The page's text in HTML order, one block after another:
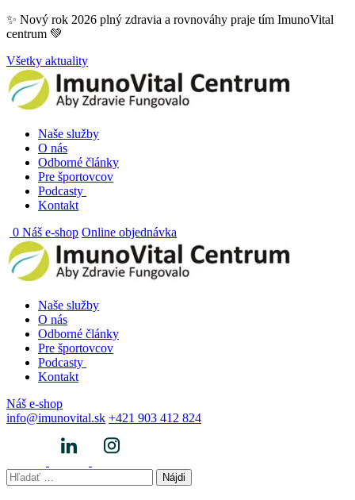
Skip
to
✨ Nový rok 2026 plný zdravia a rovnováhy praje tím ImunoVital
centrum 💚
Všetky aktuality
Naše služby
O nás
Odborné články
Pre športovcov
Podcasty
Kontakt
0 Náš e-shop Online objednávka
Naše služby
O nás
Odborné články
Pre športovcov
Podcasty
Kontakt
Náš e-shop
info@imunovital.sk +421 903 412 824
Hľadať: